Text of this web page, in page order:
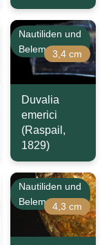
Nautiliden und
Belemniten3,4 cm
Duvalia
emerici
(Raspail,
1829)
Nautiliden und
Belemniten4,3 cm